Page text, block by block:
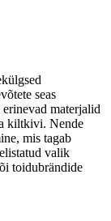
seas
materjalid
kiltkivi. Nende
mis tagab
valik
toidubrändide